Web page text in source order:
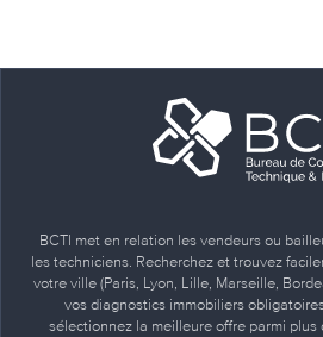
BCTI met en relation les vendeurs ou
les techniciens. Recherchez et trouvez
votre ville (Paris, Lyon, Lille, Marseille,
vos diagnostics immobiliers
sélectionnez la meilleure offre parmi plus